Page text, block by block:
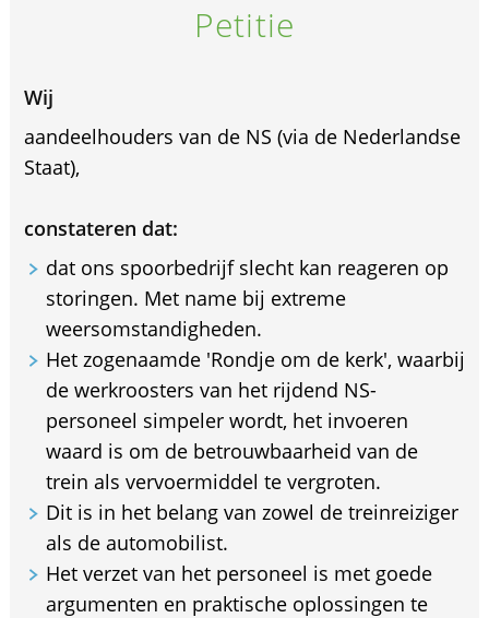
Petitie
Wij
aandeelhouders van de NS (via de Nederlandse
Staat),
constateren dat:
dat ons spoorbedrijf slecht kan reageren op
storingen. Met name bij extreme
weersomstandigheden.
Het zogenaamde 'Rondje om de kerk', waarbij
de werkroosters van het rijdend NS-
personeel simpeler wordt, het invoeren
waard is om de betrouwbaarheid van de
trein als vervoermiddel te vergroten.
Dit is in het belang van zowel de treinreiziger
als de automobilist.
Het verzet van het personeel is met goede
argumenten en praktische oplossingen te